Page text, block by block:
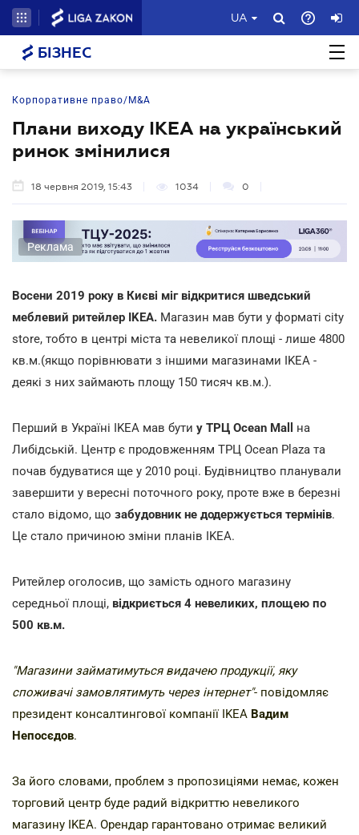
UA
БІЗНЕС
Корпоративне право/M&A
Плани виходу IKEA на український
ринок змінилися
18 червня 2019, 15:43 1034 0
Реклама
Восени 2019 року в Києві міг відкритися шведський
меблевий ритейлер IKEA. Магазин мав бути у форматі city
store, тобто в центрі міста та невеликої площі - лише 4800
кв.м.(якщо порівнювати з іншими магазинами IKEA -
деякі з них займають площу 150 тисяч кв.м.).
Перший в Україні IKEA мав бути у ТРЦ Ocean Mall
на
Либідській. Центр є продовженням ТРЦ Ocean Plaza та
почав будуватися ще у 2010 році. Будівництво планували
завершити у вересні поточного року, проте вже в березні
стало відомо, що забудовник не додержується термінів.
Це стало причиною зміни планів IKEA.
Ритейлер оголосив, що замість одного магазину
середньої площі, відкриється 4 невеликих, площею по
500 кв.м.
"Магазини займатимуться видачею продукції, яку
споживачі замовлятимуть через інтернет"- повідомляє
президент консалтингової компанії IKEA Вадим
Непосєдов.
За його словами, проблем з пропозиціями немає, кожен
торговий центр буде радий відкриттю невеликого
магазину IKEA. Орендар гарантовано отримає великий